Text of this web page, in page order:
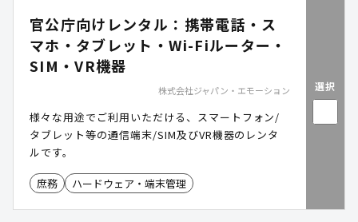
官公庁向けレンタル：携帯電話・ス
マホ・タブレット・Wi-Fiルーター・
SIM・VR機器
株式会社ジャパン・エモーション
様々な用途でご利用いただける、スマートフォン/
タブレット等の通信端末/SIM及びVR機器のレンタ
ルです。
庶務 ハードウェア・端末管理
選択